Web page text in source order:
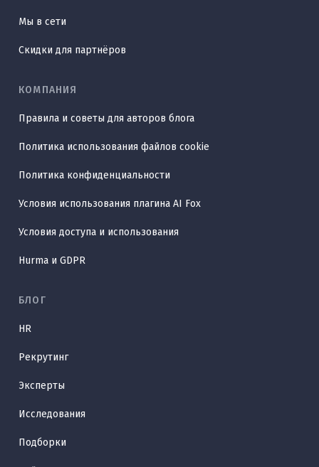
Мы в сети
Скидки для партнёров
КОМПАНИЯ
Правила и советы для авторов блога
Политика использования файлов cookie
Политика конфиденциальности
Условия использования плагина AI Fox
Условия доступа и использования
Hurma и GDPR
БЛОГ
HR
Рекрутинг
Эксперты
Исследования
Подборки